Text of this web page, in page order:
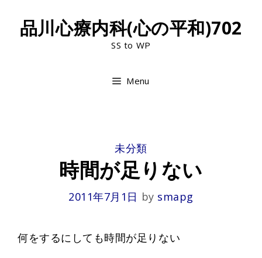
品川心療内科(心の平和)702
SS to WP
Menu
CATEGORIES
未分類
時間が足りない
2011年7月1日 by smapg
何をするにしても時間が足りない